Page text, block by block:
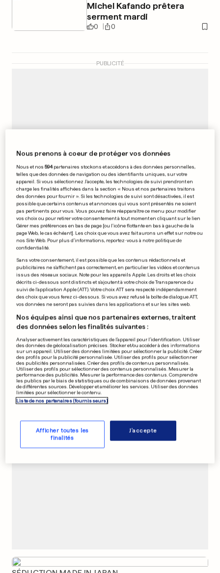
Michel Kafando prêtera
serment mardi
0 0
PUBLICITÉ
FINALE DE LA COUPE DAVIS
La Suisse suspendue au dos
de Roger Federer
0 0
DÉCAPITATION DE KASSIG
Un second Français parmi les
bourreaux de l'EI?
0
SUR LE SITE DE WAVES
Kinepolis va élargir son offre
à Metz
0 0
PUBLICITÉ
Nous prenons à coeur de protéger vos données
Nous et nos594partenaires stockons et accédons à des données personnelles,
telles que des données de navigation ou des identifiants uniques, sur votre
appareil. Si vous sélectionnez J'accepte, les technologies de suivi prendront en
charge les finalités affichées dans la section « Nous et nos partenaires traitons
des données pour fournir ». Si les technologies de suivi sont désactivées, il est
possible que certains contenus et annonces qui vous sont présentés ne soient
pas pertinents pour vous. Vous pouvez faire réapparaître ce menu pour modifier
vos choix ou pour retirer votre consentement à tout moment en cliquant sur le lien
Gérer mes préférences en bas de page [ou l'icône flottante en bas à gauche de la
page Web, le cas échéant]. Les choix que vous avez fait aurons un effet sur notre ou
nos Site Web. Pour plus d’informations, reportez-vous à notre politique de
confidentialité.
Sans votre consentement, il est possible que les contenus rédactionnels et
publicitaires ne s'affichent pas correctement, en particulier les vidéos et contenus
issus des réseaux sociaux. Note pour les appareils Apple: Les droits et les choix
décrits ci-dessous sont distincts et s'ajoutent à votre choix de Transparence du
suivi de l'application Apple (ATT). Votre choix ATT sera respecté indépendamment
des choix que vous ferez ci-dessous. Si vous avez refusé la boîte de dialogue ATT,
vos données ne seront pas suivies dans les applications et sur les sites web.
Nos équipes ainsi que nos partenaires externes, traitent
des données selon les finalités suivantes :
Analyser activement les caractéristiques de l’appareil pour l’identification. Utiliser
des données de géolocalisation précises. Stocker et/ou accéder à des informations
sur un appareil. Utiliser des données limitées pour sélectionner la publicité. Créer
des profils pour la publicité personnalisée. Utiliser des profils pour sélectionner
des publicités personnalisées. Créer des profils de contenus personnalisés.
Utiliser des profils pour sélectionner des contenus personnalisés. Mesurer la
performance des publicités. Mesurer la performance des contenus. Comprendre
les publics par le biais de statistiques ou de combinaisons de données provenant
de différentes sources. Développer et améliorer les services. Utiliser des données
limitées pour sélectionner le contenu.
Liste de nos partenaires (fournisseurs)
Afficher toutes les
finalités
J'accepte